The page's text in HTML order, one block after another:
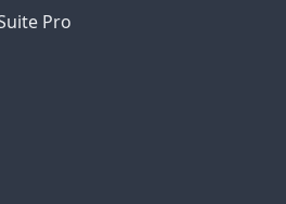
Pro